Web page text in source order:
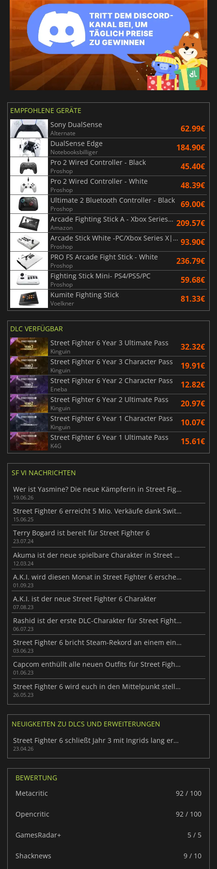
EMPFOHLENE GERÄTE
Sony DualSense
Alternate 62.99€
DualSense Edge
Notebooksbilliger 184.90€
Pro 2 Wired Controller - Black
Proshop 45.40€
Pro 2 Wired Controller - White
Proshop 48.39€
Ultimate 2 Bluetooth Controller - Black
Proshop 69.00€
Arcade Fighting Stick A - Xbox Series X | S/Xbox One/PC
Amazon 209.57€
Arcade Stick White -PC/Xbox Series X|S/Xbox One
Proshop 93.90€
PRO FS Arcade Fight Stick - White
Proshop 236.79€
Fighting Stick Mini- PS4/PS5/PC
Proshop 59.68€
Kumite Fighting Stick
Voelkner 81.33€
DLC VERFÜGBAR
Street Fighter 6 Year 3 Ultimate Pass
Kinguin 32.32€
Street Fighter 6 Year 3 Character Pass
Kinguin 19.91€
Street Fighter 6 Year 2 Character Pass
Eneba 12.82€
Street Fighter 6 Year 2 Ultimate Pass
Kinguin 20.97€
Street Fighter 6 Year 1 Character Pass
Kinguin 10.07€
Street Fighter 6 Year 1 Ultimate Pass
K4G 15.61€
SF VI NACHRICHTEN
Wer ist Yasmine? Die neue Kämpferin in Street Fighter 6
19.06.26
Street Fighter 6 erreicht 5 Mio. Verkäufe dank Switch 2
15.06.25
Terry Bogard ist bereit für Street Fighter 6
23.07.24
Akuma ist der neue spielbare Charakter in Street Fighter 6
12.03.24
A.K.I. wird diesen Monat in Street Fighter 6 erscheinen
01.09.23
A.K.I. ist der neue Street Fighter 6 Charakter
07.08.23
Rashid ist der erste DLC-Charakter für Street Fighter 6
06.07.23
Street Fighter 6 bricht Steam-Rekord an einem einzigen Tag
03.06.23
Capcom enthüllt alle neuen Outfits für Street Fighter 6
01.06.23
Street Fighter 6 wird euch in den Mittelpunkt stellen
26.05.23
NEUIGKEITEN ZU DLCS UND ERWEITERUNGEN
Street Fighter 6 schließt Jahr 3 mit Ingrids lang erwarteter Rückkehr ab
23.04.26
BEWERTUNG
Metacritic
92 / 100
Opencritic 92 / 100
GamesRadar+ 5 / 5
Shacknews 9 / 10